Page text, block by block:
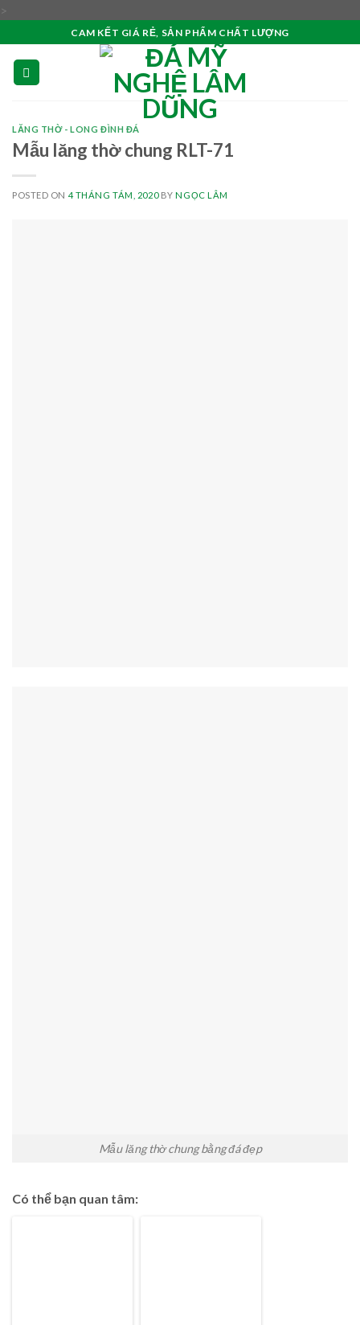
>
content
CAM KẾT GIÁ RẺ, SẢN PHẨM CHẤT LƯỢNG
LĂNG THỜ - LONG ĐÌNH ĐÁ
Mẫu lăng thờ chung RLT-71
POSTED ON 4 THÁNG TÁM, 2020BYNGỌC LÂM
Mẫu lăng thờ chung bằng đá đẹp
Có thể bạn quan tâm: